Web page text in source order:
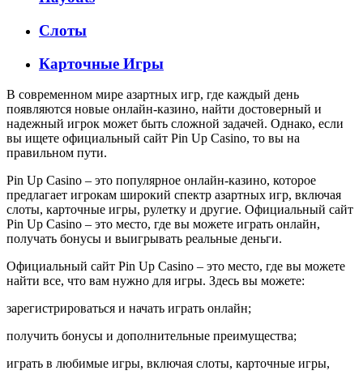
Слоты
Карточные Игры
В современном мире азартных игр, где каждый день
появляются новые онлайн-казино, найти достоверный и
надежный игрок может быть сложной задачей. Однако, если
вы ищете официальный сайт Pin Up Casino, то вы на
правильном пути.
Pin Up Casino – это популярное онлайн-казино, которое
предлагает игрокам широкий спектр азартных игр, включая
слоты, карточные игры, рулетку и другие. Официальный сайт
Pin Up Casino – это место, где вы можете играть онлайн,
получать бонусы и выигрывать реальные деньги.
Официальный сайт Pin Up Casino – это место, где вы можете
найти все, что вам нужно для игры. Здесь вы можете:
зарегистрироваться и начать играть онлайн;
получить бонусы и дополнительные преимущества;
играть в любимые игры, включая слоты, карточные игры,